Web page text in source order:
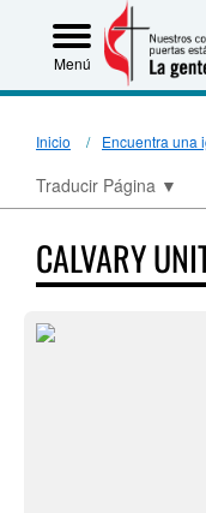
Menú
Inicio Encuentra una
Traducir Página ▼
CALVARY